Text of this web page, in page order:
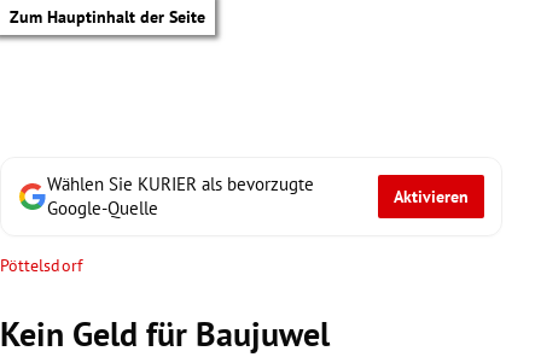
Zum Hauptinhalt der Seite
Wählen Sie KURIER als bevorzugte
Google-Quelle
Aktivieren
Pöttelsdorf
Kein Geld für Baujuwel